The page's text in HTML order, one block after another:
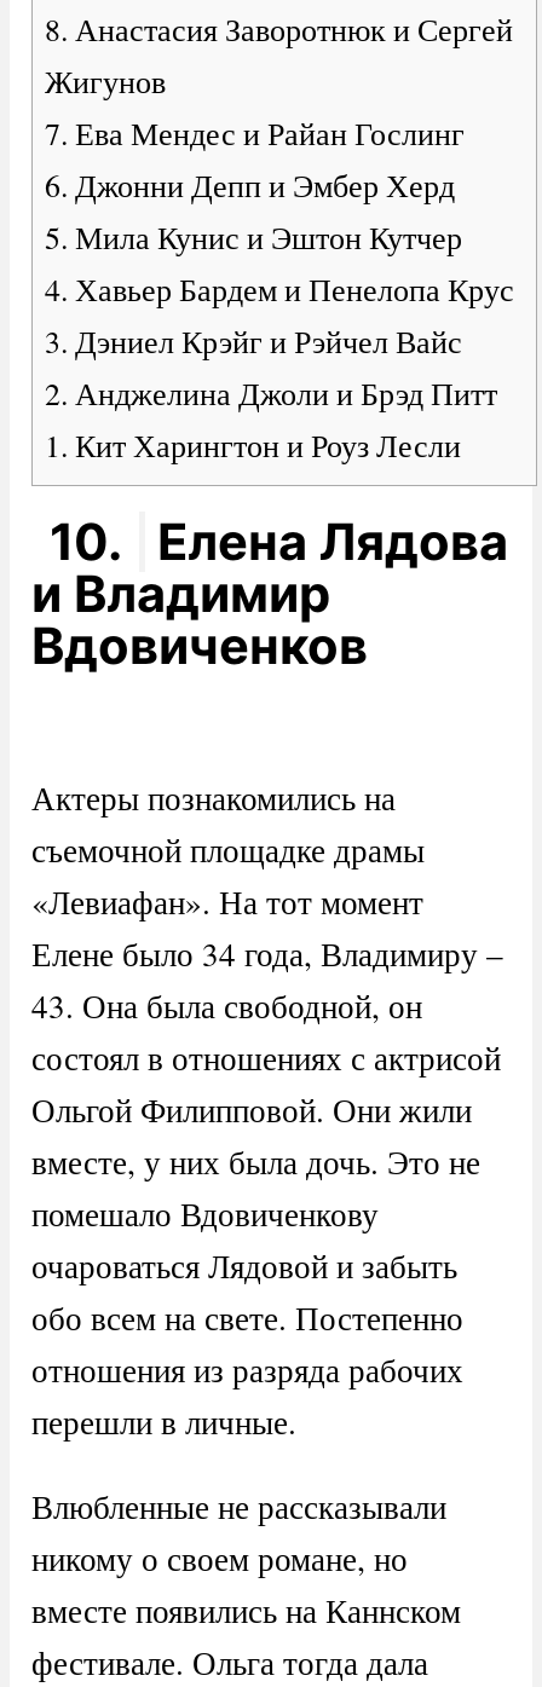
8. Анастасия Заворотнюк и Сергей
Жигунов
7. Ева Мендес и Райан Гослинг
6. Джонни Депп и Эмбер Херд
5. Мила Кунис и Эштон Кутчер
4. Хавьер Бардем и Пенелопа Крус
3. Дэниел Крэйг и Рэйчел Вайс
2. Анджелина Джоли и Брэд Питт
1. Кит Харингтон и Роуз Лесли
10.
Елена Лядова
и Владимир
Вдовиченков
Актеры познакомились на
съемочной площадке драмы
«Левиафан». На тот момент
Елене было 34 года, Владимиру –
43. Она была свободной, он
состоял в отношениях с актрисой
Ольгой Филипповой. Они жили
вместе, у них была дочь. Это не
помешало Вдовиченкову
очароваться Лядовой и забыть
обо всем на свете. Постепенно
отношения из разряда рабочих
перешли в личные.
Влюбленные не рассказывали
никому о своем романе, но
вместе появились на Каннском
фестивале. Ольга тогда дала